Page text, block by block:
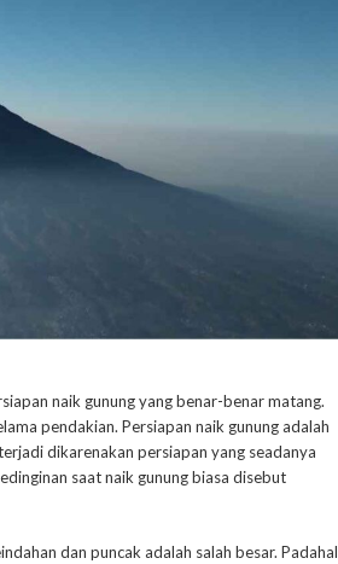
naik gunung yang benar-benar matang.
pendakian. Persiapan naik gunung adalah
dikarenakan persiapan yang seadanya
saat naik gunung biasa disebut
dan puncak adalah salah besar. Padahal